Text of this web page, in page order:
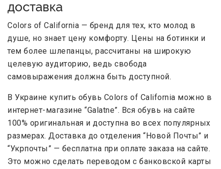
доставка
Colors of California — бренд для тех, кто молод в
душе, но знает цену комфорту. Цены на ботинки и
тем более шлепанцы, рассчитаны на широкую
целевую аудиторию, ведь свобода
самовыражения должна быть доступной.
В Украине купить обувь Colors of California можно в
интернет-магазине “Galatne”. Вся обувь на сайте
100% оригинальная и доступна во всех популярных
размерах. Доставка до отделения “Новой Почты” и
“Укрпочты” — бесплатна при оплате заказа на сайте.
Это можно сделать переводом с банковской карты